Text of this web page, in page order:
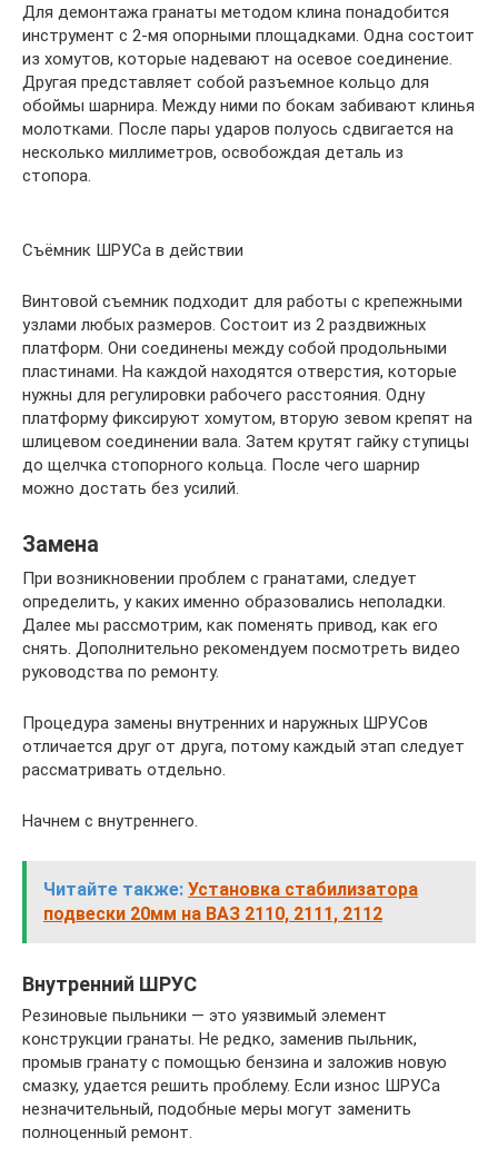
Для демонтажа гранаты методом клина понадобится
инструмент с 2-мя опорными площадками. Одна состоит
из хомутов, которые надевают на осевое соединение.
Другая представляет собой разъемное кольцо для
обоймы шарнира. Между ними по бокам забивают клинья
молотками. После пары ударов полуось сдвигается на
несколько миллиметров, освобождая деталь из
стопора.
Съёмник ШРУСа в действии
Винтовой съемник подходит для работы с крепежными
узлами любых размеров. Состоит из 2 раздвижных
платформ. Они соединены между собой продольными
пластинами. На каждой находятся отверстия, которые
нужны для регулировки рабочего расстояния. Одну
платформу фиксируют хомутом, вторую зевом крепят на
шлицевом соединении вала. Затем крутят гайку ступицы
до щелчка стопорного кольца. После чего шарнир
можно достать без усилий.
Замена
При возникновении проблем с гранатами, следует
определить, у каких именно образовались неполадки.
Далее мы рассмотрим, как поменять привод, как его
снять. Дополнительно рекомендуем посмотреть видео
руководства по ремонту.
Процедура замены внутренних и наружных ШРУСов
отличается друг от друга, потому каждый этап следует
рассматривать отдельно.
Начнем с внутреннего.
Читайте также: Установка стабилизатора
подвески 20мм на ВАЗ 2110, 2111, 2112
Внутренний ШРУС
Резиновые пыльники — это уязвимый элемент
конструкции гранаты. Не редко, заменив пыльник,
промыв гранату с помощью бензина и заложив новую
смазку, удается решить проблему. Если износ ШРУСа
незначительный, подобные меры могут заменить
полноценный ремонт.